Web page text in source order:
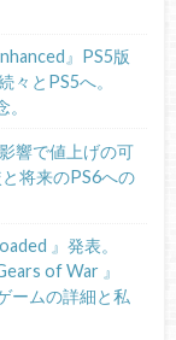
』PS5版
々とPS5へ。
響で値上げの可
将来のPS6への
』発表。
of War 』
ームの詳細と私